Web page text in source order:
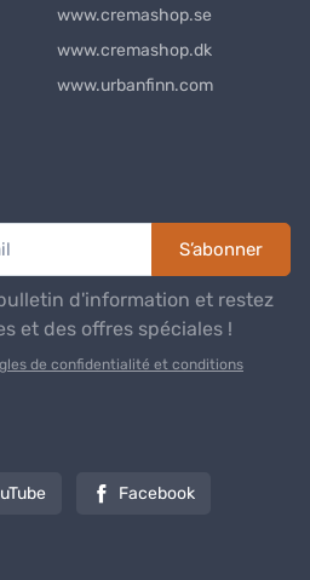
www.cremashop.se
www.cremashop.dk
www.urbanfinn.com
S’abonner
d'information et restez
et des offres spéciales !
de confidentialité et conditions
Facebook